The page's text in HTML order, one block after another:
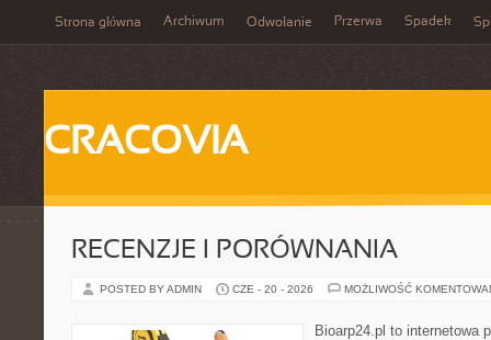
Strona główna Archiwum Odwołanie Przerwa Spadek
CRACOVIA
RECENZJE I PORÓWNANIA
POSTED BY ADMIN CZE - 20 - 2026 MOŻLIWOŚĆ
Bioarp24.pl to internetowa